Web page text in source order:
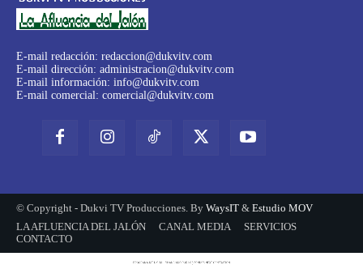
E-mail redacción: redaccion@dukvitv.com
E-mail dirección: administracion@dukvitv.com
E-mail información: info@dukvitv.com
E-mail comercial: comercial@dukvitv.com
© Copyright - Dukvi TV Producciones. By WaysIT & Estudio MOV
LA AFLUENCIA DEL JALÓN
CANAL MEDIA
SERVICIOS
CONTACTO